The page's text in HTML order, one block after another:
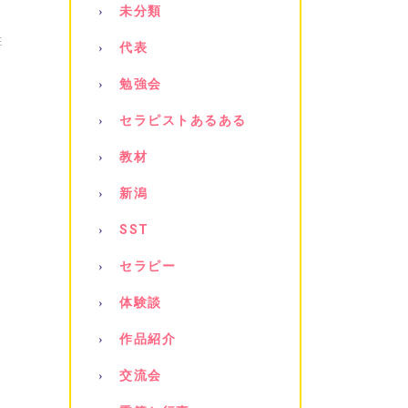
未分類
代表
勉強会
セラピストあるある
教材
新潟
SST
セラピー
体験談
作品紹介
交流会